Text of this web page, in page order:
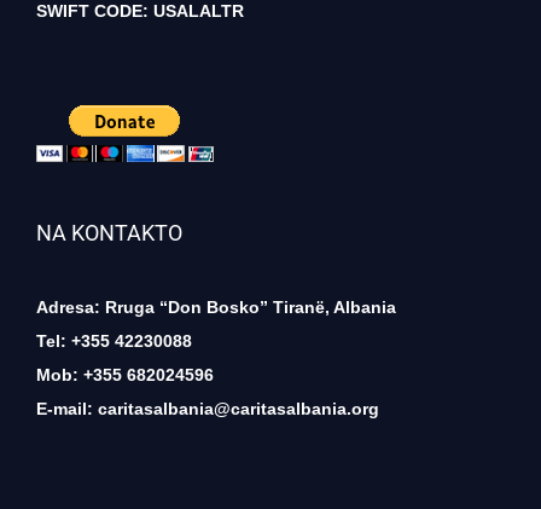
SWIFT CODE: USALALTR
NA KONTAKTO
Adresa: Rruga “Don Bosko” Tiranë, Albania
Tel: +355 42230088
Mob: +355 682024596
E-mail: caritasalbania@caritasalbania.org